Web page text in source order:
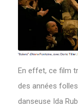
En effet, ce film
des années
danseuse Ida